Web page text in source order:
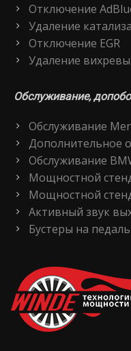
Отключение
Удаление
Отключение EGR
Удаление
Обслуживание,
Обслуживание
Дополнительное
Обслуживание
Мощностной
Мощностной
Активный звук
Бустеры на педаль